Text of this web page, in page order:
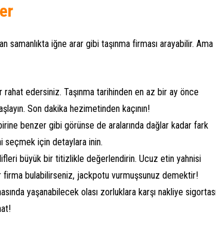
iğne arar gibi taşınma firması arayabilir. Ama
edersiniz. Taşınma tarihinden en az bir ay önce
Son dakika hezimetinden kaçının!
benzer gibi görünse de aralarında dağlar kadar fark
seçmek için detaylara inin.
büyük bir titizlikle değerlendirin. Ucuz etin yahnisi
firma bulabilirseniz, jackpotu vurmuşsunuz demektir!
yaşanabilecek olası zorluklara karşı nakliye